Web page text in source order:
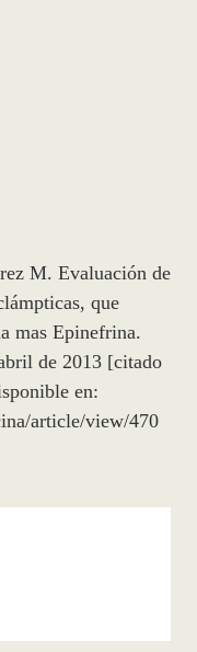
M. Evaluación de
que
mas Epinefrina.
de 2013 [citado
en:
article/view/470